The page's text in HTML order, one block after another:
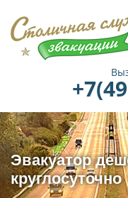
Эвакуатор
круглосуточно